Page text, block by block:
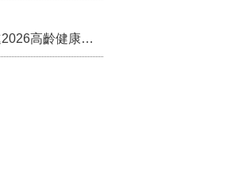
苗栗農村綠色照顧成果登上全國舞台！ 後龍水尾、埔頂社區前進2026高齡健康產業博覽會